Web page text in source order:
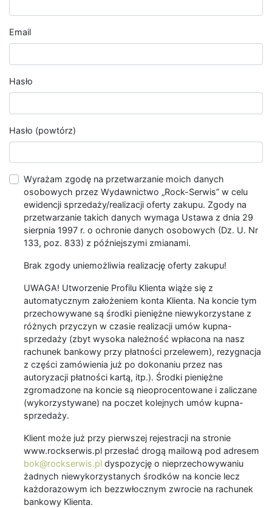
Email
Hasło
Hasło (powtórz)
Wyrażam zgodę na przetwarzanie moich danych
osobowych przez Wydawnictwo „Rock-Serwis” w celu
ewidencji sprzedaży/realizacji oferty zakupu. Zgody na
przetwarzanie takich danych wymaga Ustawa z dnia 29
sierpnia 1997 r. o ochronie danych osobowych (Dz. U. Nr
133, poz. 833) z późniejszymi zmianami.
Brak zgody uniemożliwia realizację oferty zakupu!
UWAGA! Utworzenie Profilu Klienta wiąże się z
automatycznym założeniem konta Klienta. Na koncie tym
przechowywane są środki pieniężne niewykorzystane z
różnych przyczyn w czasie realizacji umów kupna-
sprzedaży (zbyt wysoka należność wpłacona na nasz
rachunek bankowy przy płatności przelewem), rezygnacja
z części zamówienia już po dokonaniu przez nas
autoryzacji płatności kartą, itp.). Środki pieniężne
zgromadzone na koncie są nieoprocentowane i zaliczane
(wykorzystywane) na poczet kolejnych umów kupna-
sprzedaży.
Klient może już przy pierwszej rejestracji na stronie
www.rockserwis.pl przesłać drogą mailową pod adresem
bok@rockserwis.pl dyspozycję o nieprzechowywaniu
żadnych niewykorzystanych środków na koncie lecz
każdorazowym ich bezzwłocznym zwrocie na rachunek
bankowy Klienta.